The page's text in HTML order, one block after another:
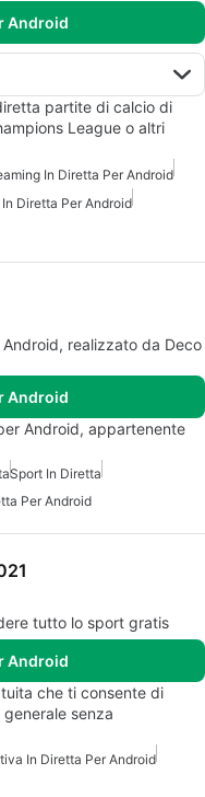
Android
partite di calcio di
League o altri
In Diretta Per Android
Diretta Per Android
realizzato da Deco
Android
Android, appartenente
Sport In Diretta
Per Android
tutto lo sport gratis
Android
che ti consente di
senza
In Diretta Per Android